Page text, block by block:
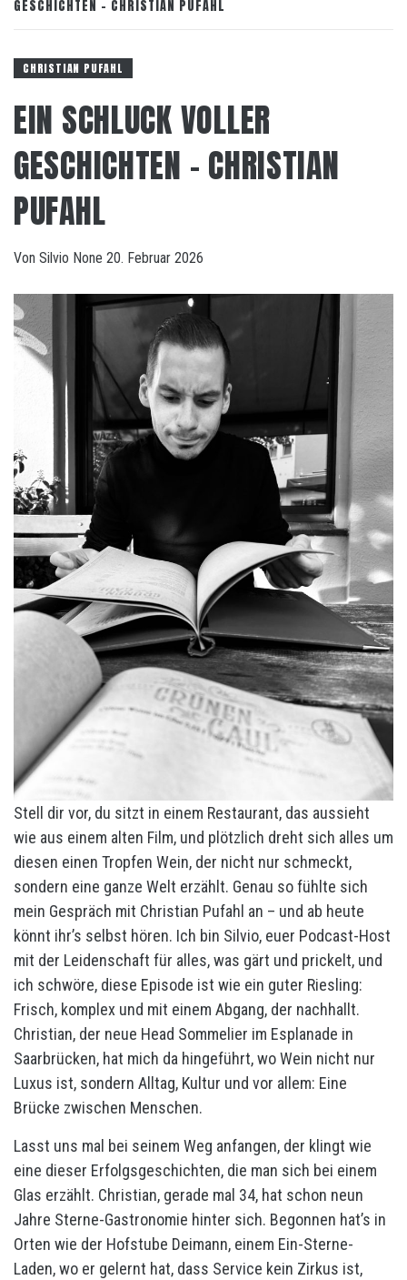
GESCHICHTEN – CHRISTIAN PUFAHL
CHRISTIAN PUFAHL
EIN SCHLUCK VOLLER
GESCHICHTEN – CHRISTIAN
PUFAHL
Von Silvio None 20. Februar 2026
Stell dir vor, du sitzt in einem Restaurant, das aussieht
wie aus einem alten Film, und plötzlich dreht sich alles um
diesen einen Tropfen Wein, der nicht nur schmeckt,
sondern eine ganze Welt erzählt. Genau so fühlte sich
mein Gespräch mit Christian Pufahl an – und ab heute
könnt ihr’s selbst hören. Ich bin Silvio, euer Podcast-Host
mit der Leidenschaft für alles, was gärt und prickelt, und
ich schwöre, diese Episode ist wie ein guter Riesling:
Frisch, komplex und mit einem Abgang, der nachhallt.
Christian, der neue Head Sommelier im Esplanade in
Saarbrücken, hat mich da hingeführt, wo Wein nicht nur
Luxus ist, sondern Alltag, Kultur und vor allem: Eine
Brücke zwischen Menschen.
Lasst uns mal bei seinem Weg anfangen, der klingt wie
eine dieser Erfolgsgeschichten, die man sich bei einem
Glas erzählt. Christian, gerade mal 34, hat schon neun
Jahre Sterne-Gastronomie hinter sich. Begonnen hat’s in
Orten wie der Hofstube Deimann, einem Ein-Sterne-
Laden, wo er gelernt hat, dass Service kein Zirkus ist,